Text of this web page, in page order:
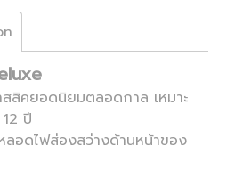
สิคยอดนิยมตลอดกาล เหมาะ
ปี
อดไฟส่องสว่างด้านหน้าของ